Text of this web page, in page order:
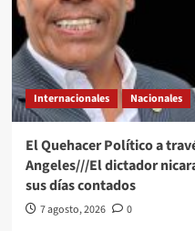
Internacionales Nacionales
El Quehacer Político a
Angeles///El dictador
sus días contados
7 agosto, 2026 0